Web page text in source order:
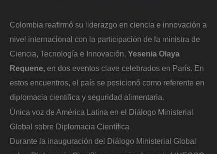
Colombia reafirmó su liderazgo en ciencia e innovación a
nivel internacional con la participación de la ministra de
Ciencia, Tecnología e Innovación, Yesenia Olaya
Requene, en dos eventos clave celebrados en París. En
estos encuentros, el país se posicionó como referente en
diplomacia científica y seguridad alimentaria.
Única voz de América Latina en el Diálogo Ministerial
Global sobre Diplomacia Científica
Durante la inauguración del Diálogo Ministerial Global